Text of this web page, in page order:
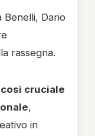
Benelli, Dario
rassegna.
cruciale
,
in